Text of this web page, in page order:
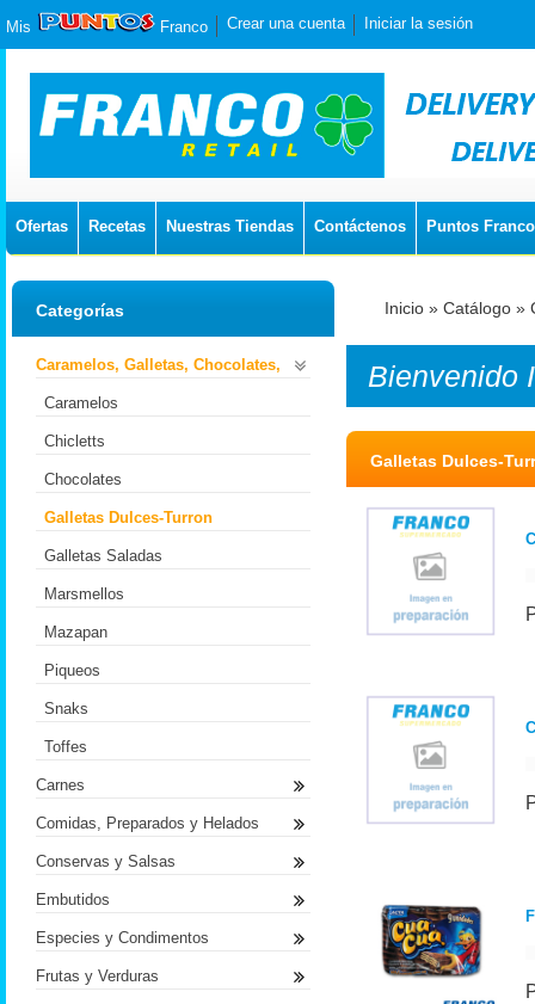
Mis Franco Crear una cuenta Iniciar la sesión
Ofertas Recetas Nuestras Tiendas Contáctenos Puntos Franco
Inicio » Catálogo »
Bienvenido
Galletas Dulces-
Categorías
Caramelos, Galletas, Chocolates,
Caramelos
Chicletts
Chocolates
Galletas Dulces-Turron
Galletas Saladas
Marsmellos
Mazapan
Piqueos
Snaks
Toffes
Carnes
Comidas, Preparados y Helados
Conservas y Salsas
Embutidos
Especies y Condimentos
Frutas y Verduras